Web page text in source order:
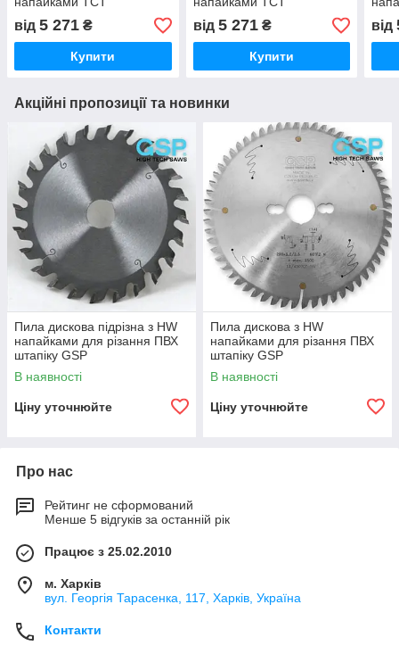
KINKELDER KINS'
ORANGE SCARFMASTER
LMT
від 5 271 ₴
Купити
KINKELDER KINS'
ORANGE SPEEDMASTER
від 5 271₴
Купити
HT
від
Акційні пропозиції та новинки
Пила дискова підрізна з HW
напайками для різання ПВХ
штапіку GSP
В наявності
Ціну уточнюйте
Пила дискова з HW
напайками для різання ПВХ
штапіку GSP
В наявності
Ціну уточнюйте
Про нас
Рейтинг не сформований
Менше 5 відгуків за останній рік
Працює з 25.02.2010
м. Харків
вул. Георгія Тарасенка, 117, Харків, Україна
Контакти